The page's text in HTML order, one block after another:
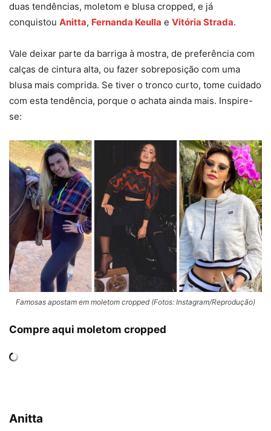
duas tendências, moletom e blusa cropped, e já
conquistou Anitta, Fernanda Keulla e Vitória Strada.
Vale deixar parte da barriga à mostra, de preferência com
calças de cintura alta, ou fazer sobreposição com uma
blusa mais comprida. Se tiver o tronco curto, tome cuidado
com esta tendência, porque o achata ainda mais. Inspire-
se:
Famosas apostam em moletom cropped (Fotos: Instagram/Reprodução)
Compre aqui moletom cropped
Anitta